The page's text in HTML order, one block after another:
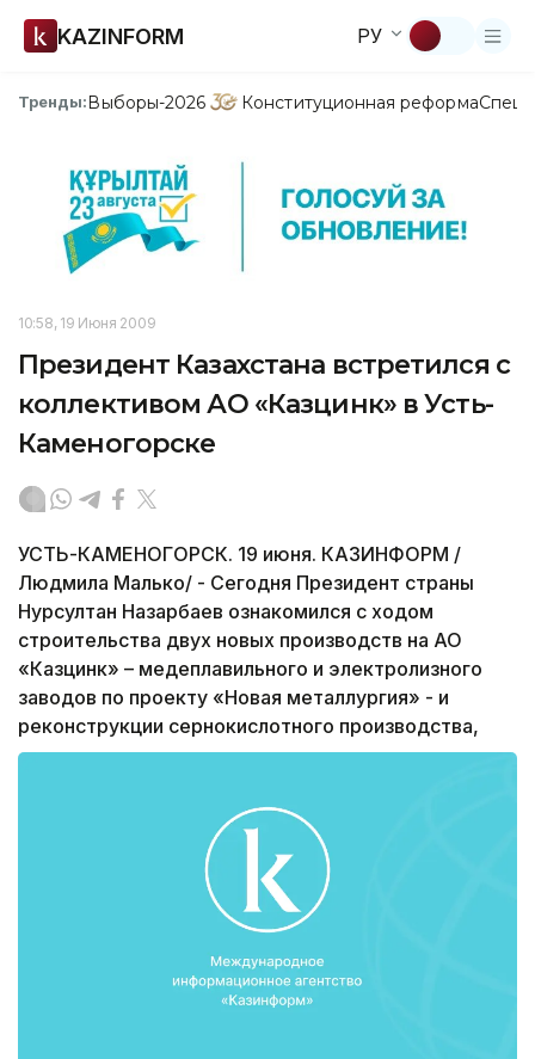
KAZINFORM РУ
Тренды:Выборы-2026 Конституционная реформа
10:58, 19 Июня 2009
Президент Казахстана встретился с
коллективом АО «Казцинк» в Усть-
Каменогорске
УСТЬ-КАМЕНОГОРСК. 19 июня. КАЗИНФОРМ /
Людмила Малько/ - Сегодня Президент страны
Нурсултан Назарбаев ознакомился с ходом
строительства двух новых производств на АО
«Казцинк» – медеплавильного и электролизного
заводов по проекту «Новая металлургия» - и
реконструкции сернокислотного производства,